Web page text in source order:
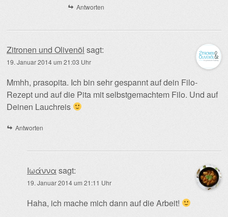
Antworten
Zitronen und Olivenöl sagt:
19. Januar 2014 um 21:03 Uhr
Mmhh, prasopita. Ich bin sehr gespannt auf dein Filo-
Rezept und auf die Pita mit selbstgemachtem Filo. Und auf
Deinen Lauchreis
Antworten
Ιωάννα sagt:
19. Januar 2014 um 21:11 Uhr
Haha, ich mache mich dann auf die Arbeit!